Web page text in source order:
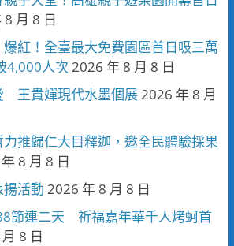
月 8 日
爆紅！全臺最大免費園區首日吸三萬
4,000人次 2026 年 8 月 8 日
王貴嬋現代水墨個展 2026 年 8 月
推歸仁大目釋迦，邀全民體驗採果
8 月 8 日
活動 2026 年 8 月 8 日
節連二天 祈福嘉年華千人烤蚵首
8 日